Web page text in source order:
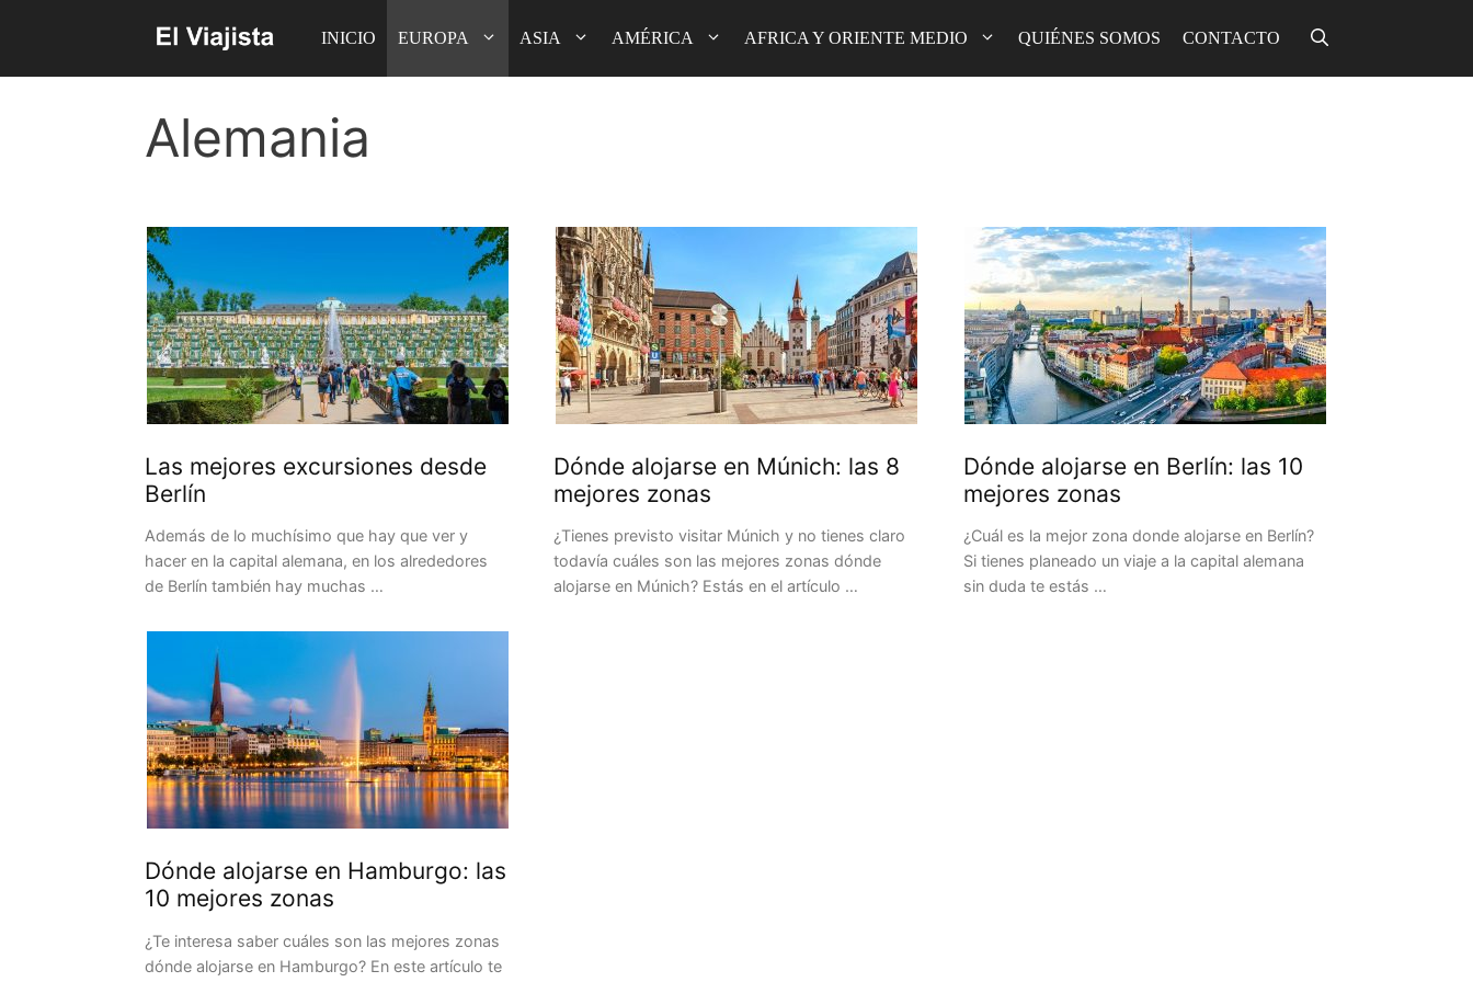
contenido
INICIO EUROPA ASIA AMÉRICA AFRICA Y ORIENTE MEDIO QUIÉNES SOMOS CONTACTO
Alemania
Las mejores excursiones desde
Berlín
Además de lo muchísimo que hay que ver y
hacer en la capital alemana, en los alrededores
de Berlín también hay muchas …
Dónde alojarse en Múnich: las 8
mejores zonas
¿Tienes previsto visitar Múnich y no tienes claro
todavía cuáles son las mejores zonas dónde
alojarse en Múnich? Estás en el artículo …
Dónde alojarse en Berlín: las 10
mejores zonas
¿Cuál es la mejor zona donde alojarse en Berlín?
Si tienes planeado un viaje a la capital alemana
sin duda te estás …
Dónde alojarse en Hamburgo: las
10 mejores zonas
¿Te interesa saber cuáles son las mejores zonas
dónde alojarse en Hamburgo? En este artículo te